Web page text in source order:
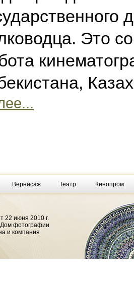
Это
Вернисаж Театр Кинопром
22 июня 2010 г.
Дом фотографии
и компания